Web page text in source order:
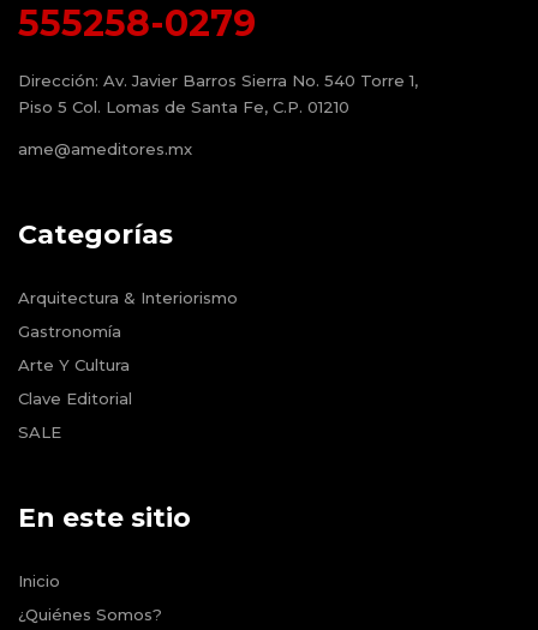
555258-0279
Dirección: Av. Javier Barros Sierra No. 540 Torre 1,
Piso 5 Col. Lomas de Santa Fe, C.P. 01210
ame@ameditores.mx
Categorías
Arquitectura & Interiorismo
Gastronomía
Arte Y Cultura
Clave Editorial
SALE
En este sitio
Inicio
¿Quiénes Somos?